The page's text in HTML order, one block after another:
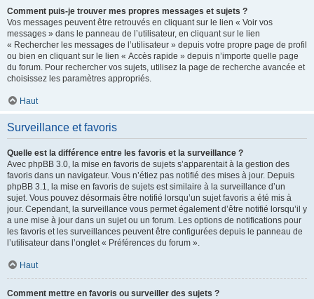
Comment puis-je trouver mes propres messages et sujets ?
Vos messages peuvent être retrouvés en cliquant sur le lien « Voir vos
messages » dans le panneau de l’utilisateur, en cliquant sur le lien
« Rechercher les messages de l’utilisateur » depuis votre propre page de profil
ou bien en cliquant sur le lien « Accès rapide » depuis n’importe quelle page
du forum. Pour rechercher vos sujets, utilisez la page de recherche avancée et
choisissez les paramètres appropriés.
Haut
Surveillance et favoris
Quelle est la différence entre les favoris et la surveillance ?
Avec phpBB 3.0, la mise en favoris de sujets s’apparentait à la gestion des
favoris dans un navigateur. Vous n’étiez pas notifié des mises à jour. Depuis
phpBB 3.1, la mise en favoris de sujets est similaire à la surveillance d’un
sujet. Vous pouvez désormais être notifié lorsqu’un sujet favoris a été mis à
jour. Cependant, la surveillance vous permet également d’être notifié lorsqu’il y
a une mise à jour dans un sujet ou un forum. Les options de notifications pour
les favoris et les surveillances peuvent être configurées depuis le panneau de
l’utilisateur dans l’onglet « Préférences du forum ».
Haut
Comment mettre en favoris ou surveiller des sujets ?